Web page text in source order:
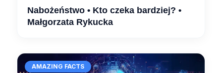
Nabożeństwo • Kto czeka bardziej? •
Małgorzata Rykucka
AMAZING FACTS